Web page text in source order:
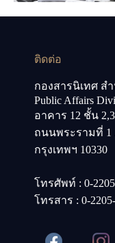
ติดต่อ
กองสารนิเทศ ส
Public Affairs
อาคาร 12 ชั้น
ถนนพระรามที่
กรุงเทพฯ 10330
โทรศัพท์ : 0-
โทรสาร : 0-